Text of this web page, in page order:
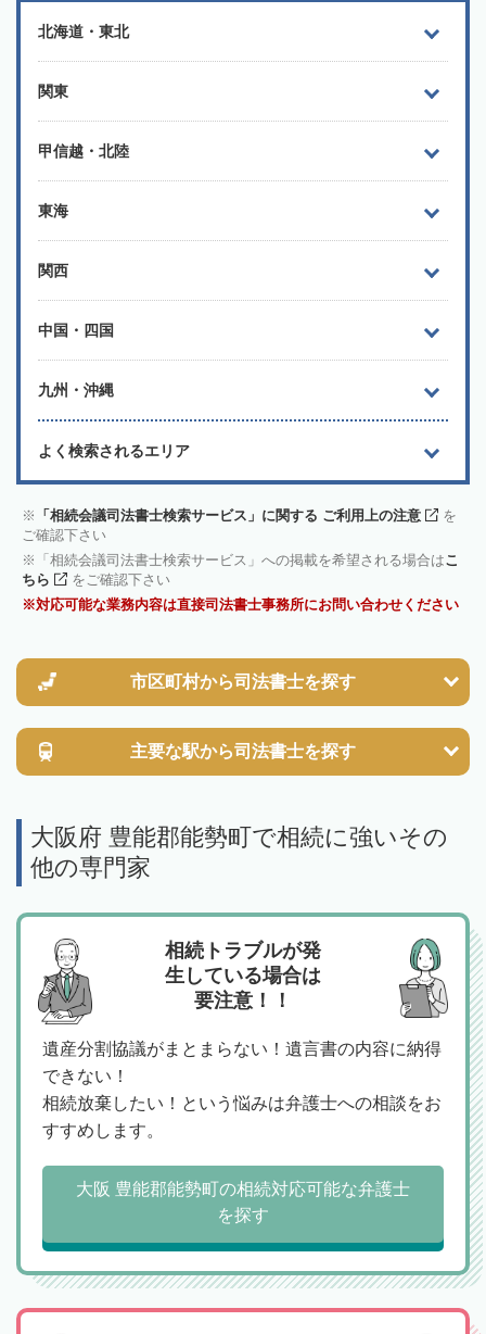
北海道・東北
関東
甲信越・北陸
東海
関西
中国・四国
九州・沖縄
よく検索されるエリア
「相続会議司法書士検索サービス」に関する ご利用上の注意
を
ご確認下さい
「相続会議司法書士検索サービス」への掲載を希望される場合はこ
ちら
をご確認下さい
対応可能な業務内容は直接司法書士事務所にお問い合わせください
市区町村から司法書士を探す
主要な駅から司法書士を探す
大阪府 豊能郡能勢町で相続に強いその
他の専門家
相続トラブルが発
生している場合は
要注意！！
遺産分割協議がまとまらない！遺言書の内容に納得
できない！
相続放棄したい！という悩みは弁護士への相談をお
すすめします。
大阪 豊能郡能勢町の相続対応可能な弁護士
を探す